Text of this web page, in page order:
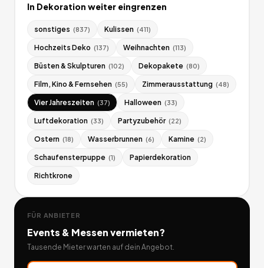
In Dekoration weiter eingrenzen
sonstiges (837) Kulissen (411)
Hochzeits Deko (137) Weihnachten (113)
Büsten & Skulpturen (102) Dekopakete (80)
Film, Kino & Fernsehen (55) Zimmerausstattung (48)
Vier Jahreszeiten (37) Halloween (33)
Luftdekoration (33) Partyzubehör (22)
Ostern (18) Wasserbrunnen (6) Kamine (2)
Schaufensterpuppe (1) Papierdekoration
Richtkrone
FÜR ANBIETER
Events & Messenvermieten?
Tausende Mieter warten auf dein Angebot.